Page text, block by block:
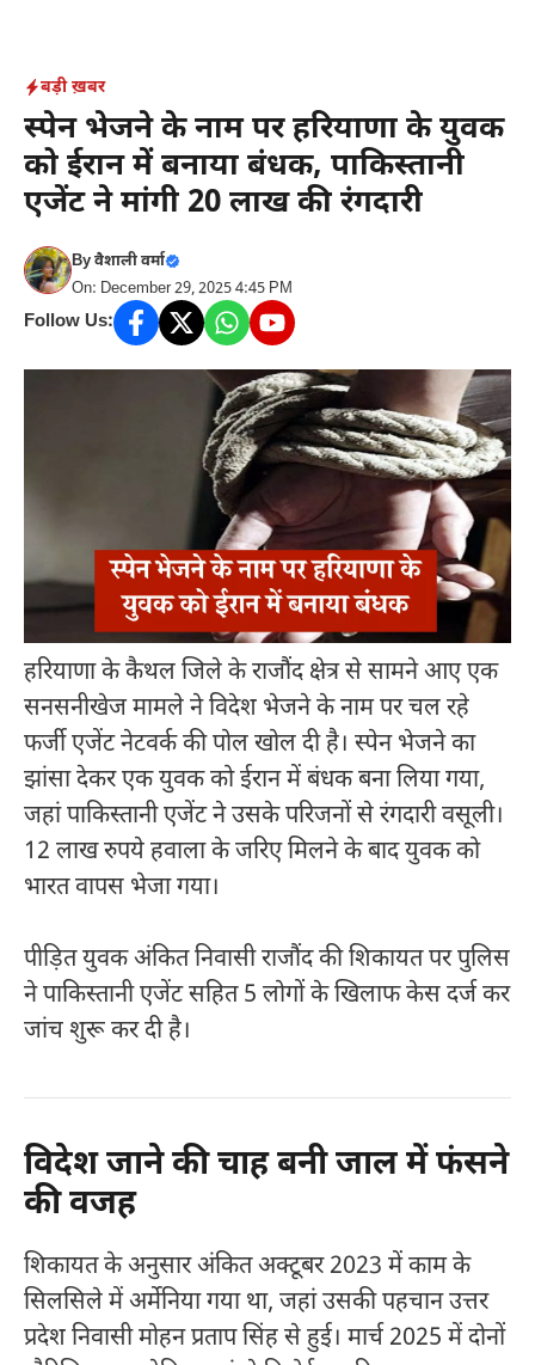
content
बड़ी ख़बर
स्पेन भेजने के नाम पर हरियाणा के युवक
को ईरान में बनाया बंधक, पाकिस्तानी
एजेंट ने मांगी 20 लाख की रंगदारी
Byवैशाली वर्मा
On: December 29, 2025 4:45 PM
Follow Us:
हरियाणा के कैथल जिले के राजौंद क्षेत्र से सामने आए एक
सनसनीखेज मामले ने विदेश भेजने के नाम पर चल रहे
फर्जी एजेंट नेटवर्क की पोल खोल दी है। स्पेन भेजने का
झांसा देकर एक युवक को ईरान में बंधक बना लिया गया,
जहां पाकिस्तानी एजेंट ने उसके परिजनों से रंगदारी वसूली।
12 लाख रुपये हवाला के जरिए मिलने के बाद युवक को
भारत वापस भेजा गया।
पीड़ित युवक अंकित निवासी राजौंद की शिकायत पर पुलिस
ने पाकिस्तानी एजेंट सहित 5 लोगों के खिलाफ केस दर्ज कर
जांच शुरू कर दी है।
विदेश जाने की चाह बनी जाल में फंसने
की वजह
शिकायत के अनुसार अंकित अक्टूबर 2023 में काम के
सिलसिले में अर्मेनिया गया था, जहां उसकी पहचान उत्तर
प्रदेश निवासी मोहन प्रताप सिंह से हुई। मार्च 2025 में दोनों